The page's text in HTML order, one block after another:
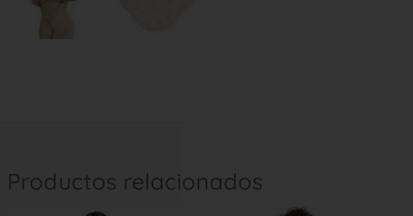
Productos relacionados